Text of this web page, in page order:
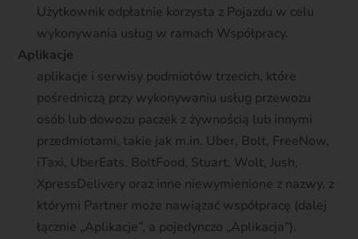
Użytkownik odpłatnie korzysta z Pojazdu w celu
wykonywania usług w ramach Współpracy.
Aplikacje
aplikacje i serwisy podmiotów trzecich, które
pośredniczą przy wykonywaniu usług przewozu
osób lub dowozu paczek z żywnością lub innymi
przedmiotami, takie jak m.in. Uber, Bolt, FreeNow,
iTaxi, UberEats, BoltFood, Stuart, Wolt, Jush,
XpressDelivery oraz inne niewymienione z nazwy, z
którymi Partner może nawiązać współpracę (dalej
łącznie „Aplikacje”, a pojedynczo „Aplikacja”).